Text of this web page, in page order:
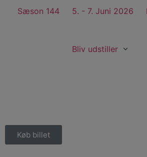
Sæson 144 5. - 7. Juni 2026
Bliv udstiller
Køb billet